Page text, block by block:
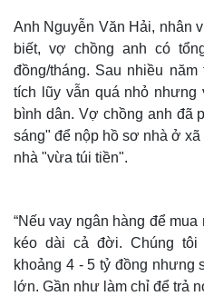
Anh Nguyễn Văn Hải, nhân
biết, vợ chồng anh có
đồng/tháng. Sau nhiều
tích lũy vẫn quá nhỏ nhưng
bình dân. Vợ chồng anh đã
sáng" để nộp hồ sơ nhà ở
nhà "vừa túi tiền".
“Nếu vay ngân hàng để
kéo dài cả đời. Chúng
khoảng 4 - 5 tỷ đồng nhưng
lớn. Gần như làm chỉ để trả